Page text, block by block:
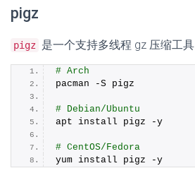
pigz
pigz 是一个支持多线程 gz 压缩工具
# Arch
pacman -S pigz
# Debian/Ubuntu
apt install pigz -y
# CentOS/Fedora
yum install pigz -y